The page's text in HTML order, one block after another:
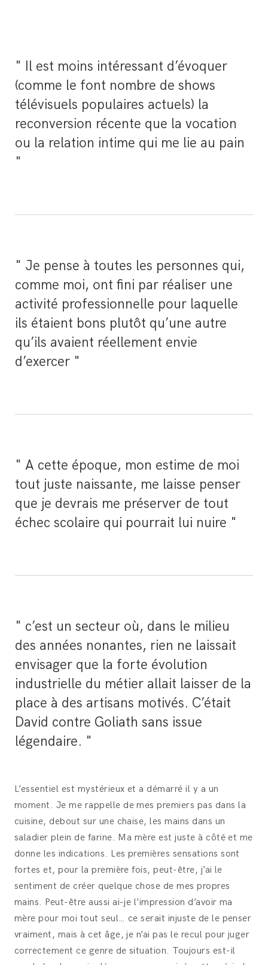
" Il est moins intéressant d’évoquer
(comme le font nombre de shows
télévisuels populaires actuels) la
reconversion récente que la vocation
ou la relation intime qui me lie au pain
"
" Je pense à toutes les personnes qui,
comme moi, ont fini par réaliser une
activité professionnelle pour laquelle
ils étaient bons plutôt qu’une autre
qu’ils avaient réellement envie
d’exercer "
" A cette époque, mon estime de moi
tout juste naissante, me laisse penser
que je devrais me préserver de tout
échec scolaire qui pourrait lui nuire "
" c’est un secteur où, dans le milieu
des années nonantes, rien ne laissait
envisager que la forte évolution
industrielle du métier allait laisser de la
place à des artisans motivés. C’était
David contre Goliath sans issue
légendaire. "
L’essentiel est mystérieux et a démarré il y a un
moment. Je me rappelle de mes premiers pas dans la
cuisine, debout sur une chaise, les mains dans un
saladier plein de farine. Ma mère est juste à côté et me
donne les indications. Les premières sensations sont
fortes et, pour la première fois, peut-être, j’ai le
sentiment de créer quelque chose de mes propres
mains. Peut-être aussi ai-je l’impression d’avoir ma
mère pour moi tout seul… ce serait injuste de le penser
vraiment, mais à cet âge, je n’ai pas le recul pour juger
correctement ce genre de situation. Toujours est-il